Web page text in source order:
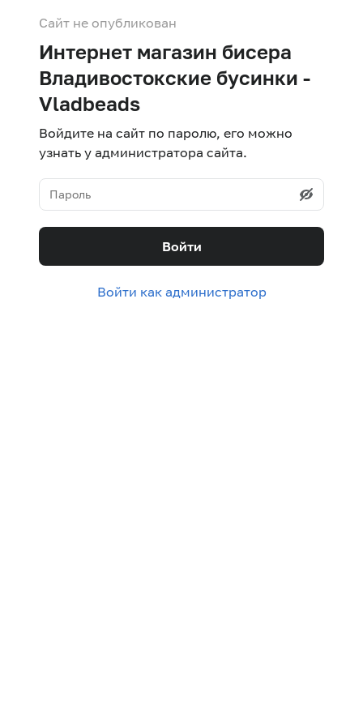
Сайт не опубликован
Интернет магазин бисера
Владивостокские бусинки -
Vladbeads
Войдите на сайт по паролю, его можно
узнать у администратора сайта.
Войти
Войти как администратор